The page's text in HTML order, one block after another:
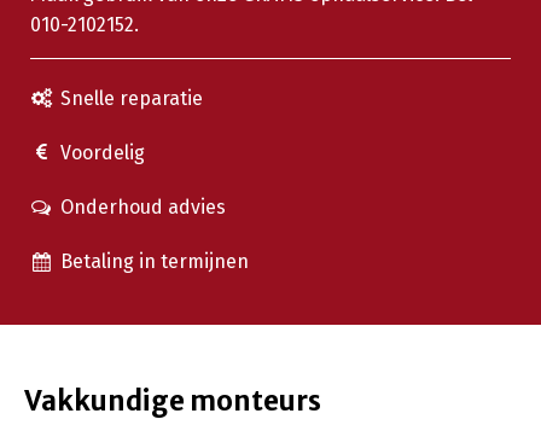
010-2102152.
Snelle reparatie
Voordelig
Onderhoud advies
Betaling in termijnen
Vakkundige monteurs